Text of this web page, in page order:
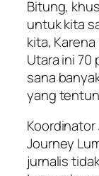
Bitung,
untuk kita
kita,
Utara ini 70
sana
yang
Koordinator
Journey
jurnalis